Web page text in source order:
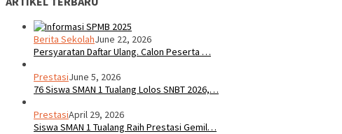
Berita SekolahJune 22, 2026
Persyaratan Daftar Ulang. Calon Peserta …
PrestasiJune 5, 2026
76 Siswa SMAN 1 Tualang Lolos SNBT 2026,…
PrestasiApril 29, 2026
Siswa SMAN 1 Tualang Raih Prestasi Gemil…